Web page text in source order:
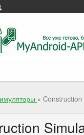
»